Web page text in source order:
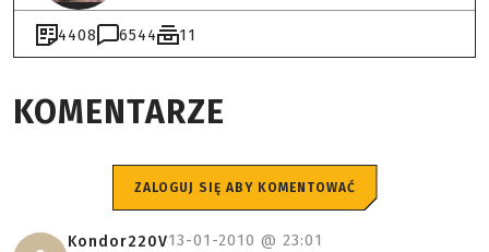
4408 6544 11
KOMENTARZE
ZALOGUJ SIĘ ABY KOMENTOWAĆ
Kondor220V13-01-2010 @ 23:01